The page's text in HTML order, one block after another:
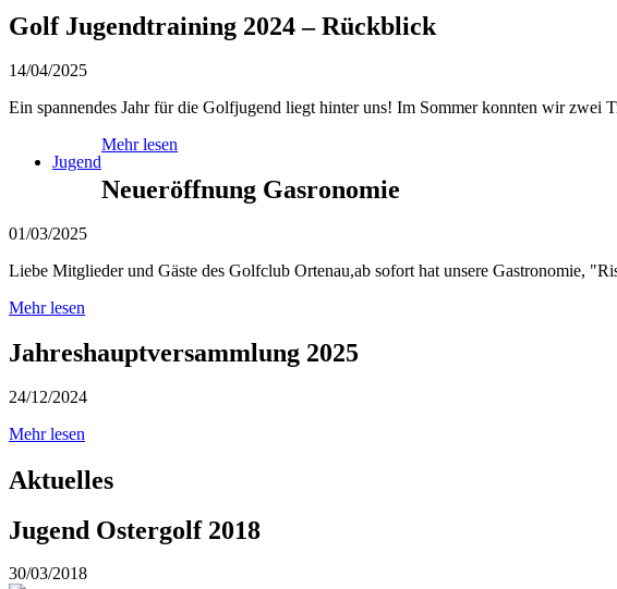
Golf Jugendtraining 2024 – Rückblick
14/04/2025
Ein spannendes Jahr für die Golfjugend liegt hinter uns! Im Sommer konnten wir zwei
Jugend
Mehr lesen
Neueröffnung Gasronomie
01/03/2025
Liebe Mitglieder und Gäste des Golfclub Ortenau,ab sofort hat unsere Gastronomie,
Mehr lesen
Jahreshauptversammlung 2025
24/12/2024
Mehr lesen
Aktuelles
Jugend Ostergolf 2018
30/03/2018